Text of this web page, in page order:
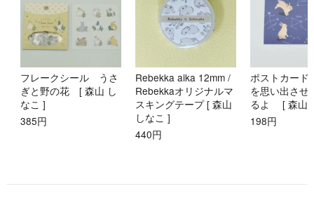
フレークシール うさ
ぎと野の花 [ 森山 し
なこ ]
385円
Rebekka aika 12mm /
Rebekkaオリジナルマ
スキングテープ [ 森山
しなこ ]
440円
ポストカー
を思い出させ
るよ [ 森山
198円